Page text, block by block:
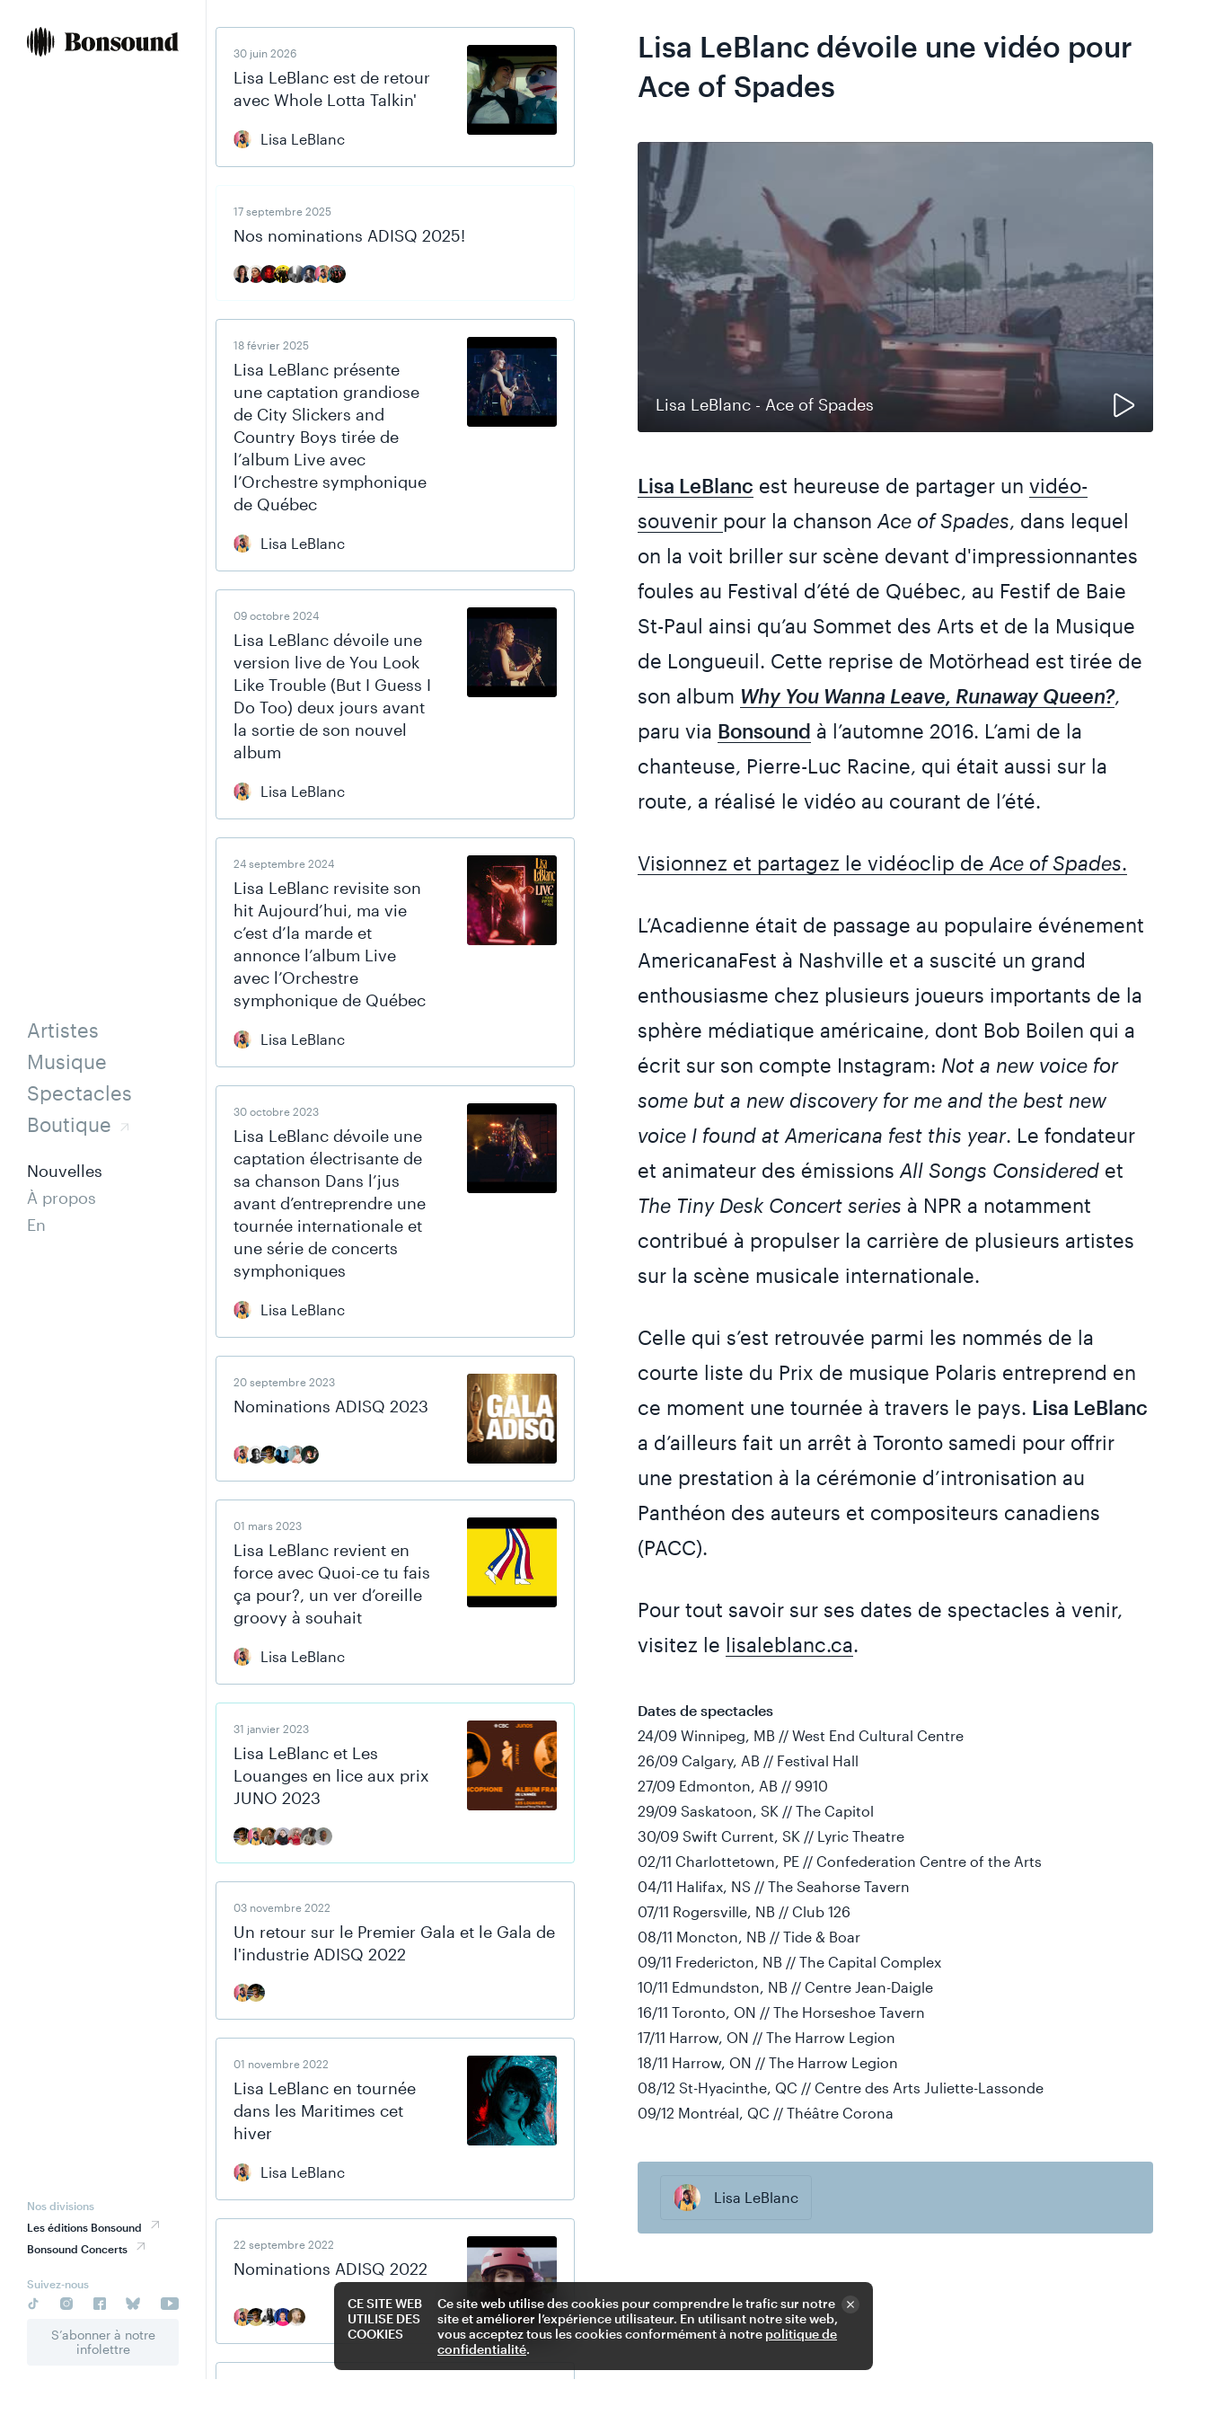
content
navigation
Artistes
Musique
Spectacles
Boutique
Nouvelles
À propos
En
Nos divisions
Les éditions Bonsound
Bonsound Concerts
Suivez-nous
S’abonner à notre
infolettre
30 juin 2026
Lisa LeBlanc est de retour
avec Whole Lotta Talkin'
Lisa LeBlanc
17 septembre 2025
Nos nominations ADISQ 2025!
18 février 2025
Lisa LeBlanc présente
une captation grandiose
de City Slickers and
Country Boys tirée de
l’album Live avec
l’Orchestre symphonique
de Québec
Lisa LeBlanc
09 octobre 2024
Lisa LeBlanc dévoile une
version live de You Look
Like Trouble (But I Guess I
Do Too) deux jours avant
la sortie de son nouvel
album
Lisa LeBlanc
24 septembre 2024
Lisa LeBlanc revisite son
hit Aujourd’hui, ma vie
c’est d’la marde et
annonce l’album Live
avec l’Orchestre
symphonique de Québec
Lisa LeBlanc
30 octobre 2023
Lisa LeBlanc dévoile une
captation électrisante de
sa chanson Dans l’jus
avant d’entreprendre une
tournée internationale et
une série de concerts
symphoniques
Lisa LeBlanc
20 septembre 2023
Nominations ADISQ 2023
01 mars 2023
Lisa LeBlanc revient en
force avec Quoi-ce tu fais
ça pour?, un ver d’oreille
groovy à souhait
Lisa LeBlanc
31 janvier 2023
Lisa LeBlanc et Les
Louanges en lice aux prix
JUNO 2023
03 novembre 2022
Un retour sur le Premier Gala et le Gala de
l'industrie ADISQ 2022
01 novembre 2022
Lisa LeBlanc en tournée
dans les Maritimes cet
hiver
Lisa LeBlanc
22 septembre 2022
Nominations ADISQ 2022
Lisa LeBlanc dévoile une vidéo pour
Ace of Spades
Lisa LeBlanc - Ace of Spades
Lisa LeBlanc est heureuse de partager un vidéo-
souvenir pour la chanson Ace of Spades, dans lequel
on la voit briller sur scène devant d'impressionnantes
foules au Festival d’été de Québec, au Festif de Baie
St-Paul ainsi qu’au Sommet des Arts et de la Musique
de Longueuil. Cette reprise de Motörhead est tirée de
son album Why You Wanna Leave, Runaway Queen?,
paru via Bonsound à l’automne 2016. L’ami de la
chanteuse, Pierre-Luc Racine, qui était aussi sur la
route, a réalisé le vidéo au courant de l’été.
Visionnez et partagez le vidéoclip de Ace of Spades.
L’Acadienne était de passage au populaire événement
AmericanaFest à Nashville et a suscité un grand
enthousiasme chez plusieurs joueurs importants de la
sphère médiatique américaine, dont Bob Boilen qui a
écrit sur son compte Instagram: Not a new voice for
some but a new discovery for me and the best new
voice I found at Americana fest this year. Le fondateur
et animateur des émissions All Songs Considered et
The Tiny Desk Concert series à NPR a notamment
contribué à propulser la carrière de plusieurs artistes
sur la scène musicale internationale.
Celle qui s’est retrouvée parmi les nommés de la
courte liste du Prix de musique Polaris entreprend en
ce moment une tournée à travers le pays. Lisa LeBlanc
a d’ailleurs fait un arrêt à Toronto samedi pour offrir
une prestation à la cérémonie d’intronisation au
Panthéon des auteurs et compositeurs canadiens
(PACC).
Pour tout savoir sur ses dates de spectacles à venir,
visitez le lisaleblanc.ca.
Dates de spectacles
24/09 Winnipeg, MB // West End Cultural Centre
26/09 Calgary, AB // Festival Hall
27/09 Edmonton, AB // 9910
29/09 Saskatoon, SK // The Capitol
30/09 Swift Current, SK // Lyric Theatre
02/11 Charlottetown, PE // Confederation Centre of the Arts
04/11 Halifax, NS // The Seahorse Tavern
07/11 Rogersville, NB // Club 126
08/11 Moncton, NB // Tide & Boar
09/11 Fredericton, NB // The Capital Complex
10/11 Edmundston, NB // Centre Jean-Daigle
16/11 Toronto, ON // The Horseshoe Tavern
17/11 Harrow, ON // The Harrow Legion
18/11 Harrow, ON // The Harrow Legion
08/12 St-Hyacinthe, QC // Centre des Arts Juliette-Lassonde
09/12 Montréal, QC // Théâtre Corona
Lisa LeBlanc
CE SITE WEB
UTILISE DES
COOKIES
Ce site web utilise des cookies pour comprendre le trafic sur notre
site et améliorer l’expérience utilisateur. En utilisant notre site web,
vous acceptez tous les cookies conformément à notre politique de
confidentialité.